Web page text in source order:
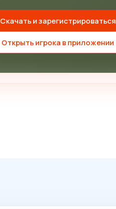
Скачать и зарегистрироваться
Открыть игрока в приложении